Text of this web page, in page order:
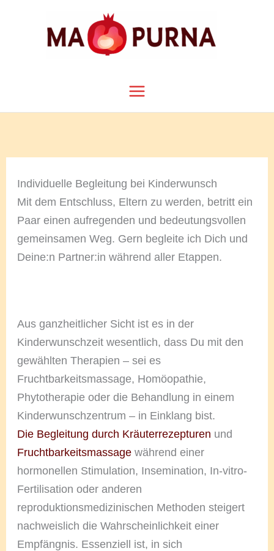
Individuelle Begleitung bei Kinderwunsch
Mit dem Entschluss, Eltern zu werden, betritt ein
Paar einen aufregenden und bedeutungsvollen
gemeinsamen Weg. Gern begleite ich Dich und
Deine:n Partner:in während aller Etappen.
Aus ganzheitlicher Sicht ist es in der
Kinderwunschzeit wesentlich, dass Du mit den
gewählten Therapien – sei es
Fruchtbarkeitsmassage, Homöopathie,
Phytotherapie oder die Behandlung in einem
Kinderwunschzentrum – in Einklang bist.
Die Begleitung durch Kräuterrezepturen und
Fruchtbarkeitsmassage während einer
hormonellen Stimulation, Insemination, In-vitro-
Fertilisation oder anderen
reproduktionsmedizinischen Methoden steigert
nachweislich die Wahrscheinlichkeit einer
Empfängnis. Essenziell ist, in sich